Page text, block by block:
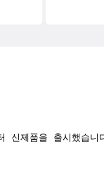
신제품을 출시했습니